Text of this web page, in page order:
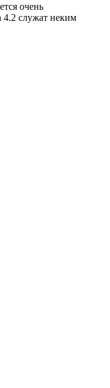
очень
4.2 служат неким